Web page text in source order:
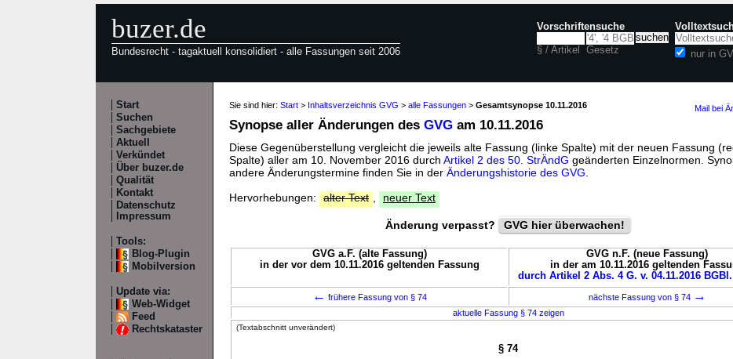
buzer.de
Bundesrecht - tagaktuell konsolidiert - alle Fassungen seit 2006
Vorschriftensuche
§ / Artikel Gesetz nur in
Start
Suchen
Sachgebiete
Aktuell
Verkündet
Über buzer.de
Qualität
Kontakt
Datenschutz
Impressum
Tools:
Blog-Plugin
Mobilversion
Update via:
Web-Widget
Feed
Rechtskataster
Sie sind hier: Start > Inhaltsverzeichnis GVG > alle Fassungen > Gesamtsynopse 10.11.2016 Mail bei
Synopse aller Änderungen des GVG am 10.11.2016
Diese Gegenüberstellung vergleicht die jeweils alte Fassung (linke Spalte) mit der neuen Fassung
Spalte) aller am 10. November 2016 durch Artikel 2 des 50. StrÄndG geänderten Einzelnormen.
andere Änderungstermine finden Sie in der Änderungshistorie des GVG
Hervorhebungen:
alter Text neuer Text
Änderung verpasst? GVG hier überwachen!
GVG a.F. (alte Fassung)
in der vor dem 10.11.2016 geltenden Fassung
GVG n.F. (neue Fassung)
in der am 10.11.2016 geltenden
durch Artikel 2 Abs. 4 G. v. 04.11.2016
← frühere Fassung von § 74 nächste Fassung von § 74 →
aktuelle Fassung § 74 zeigen
(Textabschnitt unverändert)
§ 74